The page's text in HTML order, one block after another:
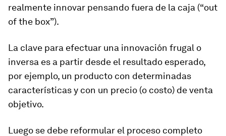
realmente innovar pensando fuera de la caja (“out
of the box”).
La clave para efectuar una innovación frugal o
inversa es a partir desde el resultado esperado,
por ejemplo, un producto con determinadas
características y con un precio (o costo) de venta
objetivo.
Luego se debe reformular el proceso completo